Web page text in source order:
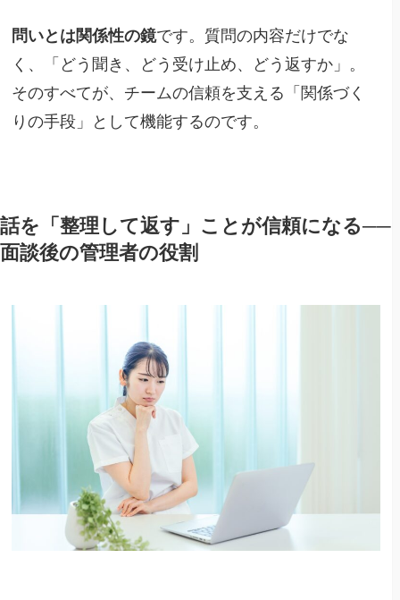
問いとは関係性の鏡です。質問の内容だけでな
く、「どう聞き、どう受け止め、どう返すか」。
そのすべてが、チームの信頼を支える「関係づく
りの手段」として機能するのです。
話を「整理して返す」ことが信頼になる──
面談後の管理者の役割